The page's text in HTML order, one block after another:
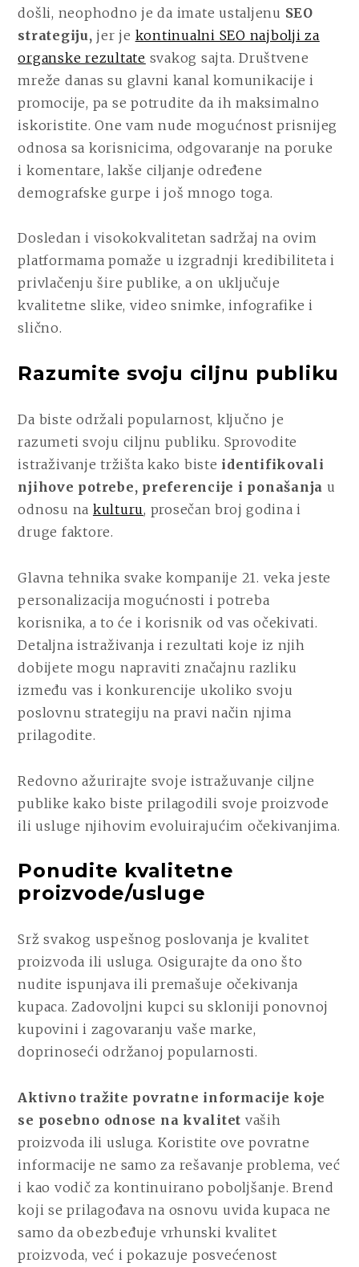
došli, neophodno je da imate ustaljenu SEO
strategiju, jer je kontinualni SEO najbolji za
organske rezultate svakog sajta. Društvene
mreže danas su glavni kanal komunikacije i
promocije, pa se potrudite da ih maksimalno
iskoristite. One vam nude mogućnost prisnijeg
odnosa sa korisnicima, odgovaranje na poruke
i komentare, lakše ciljanje određene
demografske gurpe i još mnogo toga.
Dosledan i visokokvalitetan sadržaj na ovim
platformama pomaže u izgradnji kredibiliteta i
privlačenju šire publike, a on uključuje
kvalitetne slike, video snimke, infografike i
slično.
Razumite svoju ciljnu publiku
Da biste održali popularnost, ključno je
razumeti svoju ciljnu publiku. Sprovodite
istraživanje tržišta kako biste identifikovali
njihove potrebe, preferencije i ponašanja u
odnosu na kulturu, prosečan broj godina i
druge faktore.
Glavna tehnika svake kompanije 21. veka jeste
personalizacija mogućnosti i potreba
korisnika, a to će i korisnik od vas očekivati.
Detaljna istraživanja i rezultati koje iz njih
dobijete mogu napraviti značajnu razliku
između vas i konkurencije ukoliko svoju
poslovnu strategiju na pravi način njima
prilagodite.
Redovno ažurirajte svoje istražuvanje ciljne
publike kako biste prilagodili svoje proizvode
ili usluge njihovim evoluirajućim očekivanjima.
Ponudite kvalitetne
proizvode/usluge
Srž svakog uspešnog poslovanja je kvalitet
proizvoda ili usluga. Osigurajte da ono što
nudite ispunjava ili premašuje očekivanja
kupaca. Zadovoljni kupci su skloniji ponovnoj
kupovini i zagovaranju vaše marke,
doprinoseći održanoj popularnosti.
Aktivno tražite povratne informacije koje
se posebno odnose na kvalitet vaših
proizvoda ili usluga. Koristite ove povratne
informacije ne samo za rešavanje problema, već
i kao vodič za kontinuirano poboljšanje. Brend
koji se prilagođava na osnovu uvida kupaca ne
samo da obezbeđuje vrhunski kvalitet
proizvoda, već i pokazuje posvećenost